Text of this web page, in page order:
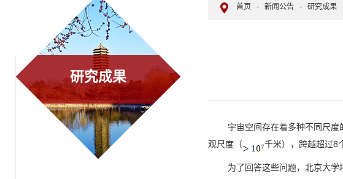
研究成果
首页 - 新闻公告 - 研究成果
宇宙空间存在着多种不同尺度
观尺度（
千米），跨越超过8
为了回答这些问题，北京大学地